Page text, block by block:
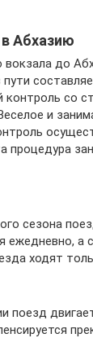
Абхазию
до
контроль со
и
процедура
сезона
ежедневно, а
ходят
поезд